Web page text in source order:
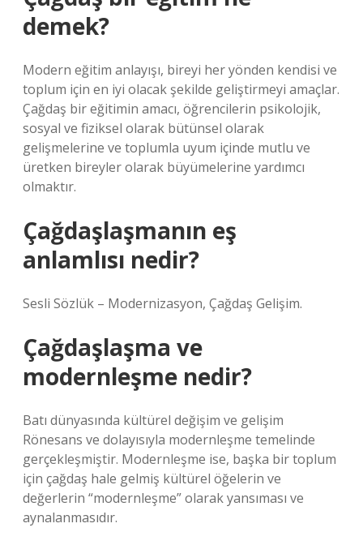
demek?
Modern eğitim anlayışı, bireyi her yönden kendisi ve
toplum için en iyi olacak şekilde geliştirmeyi amaçlar.
Çağdaş bir eğitimin amacı, öğrencilerin psikolojik,
sosyal ve fiziksel olarak bütünsel olarak
gelişmelerine ve toplumla uyum içinde mutlu ve
üretken bireyler olarak büyümelerine yardımcı
olmaktır.
Çağdaşlaşmanın eş
anlamlısı nedir?
Sesli Sözlük – Modernizasyon, Çağdaş Gelişim.
Çağdaşlaşma ve
modernleşme nedir?
Batı dünyasında kültürel değişim ve gelişim
Rönesans ve dolayısıyla modernleşme temelinde
gerçekleşmiştir. Modernleşme ise, başka bir toplum
için çağdaş hale gelmiş kültürel öğelerin ve
değerlerin “modernleşme” olarak yansıması ve
aynalanmasıdır.